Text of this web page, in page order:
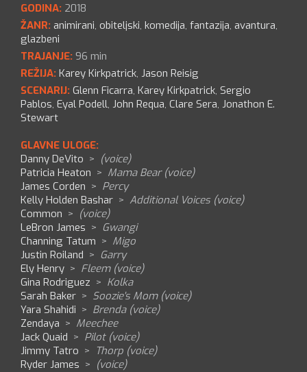
GODINA: 2018
ŽANR: animirani, obiteljski, komedija, fantazija, avantura,
glazbeni
TRAJANJE: 96 min
REŽIJA: Karey Kirkpatrick, Jason Reisig
SCENARIJ: Glenn Ficarra, Karey Kirkpatrick, Sergio
Pablos, Eyal Podell, John Requa, Clare Sera, Jonathon E.
Stewart
GLAVNE ULOGE:
Danny DeVito > (voice)
Patricia Heaton > Mama Bear (voice)
James Corden > Percy
Kelly Holden Bashar > Additional Voices (voice)
Common > (voice)
LeBron James > Gwangi
Channing Tatum > Migo
Justin Roiland > Garry
Ely Henry > Fleem (voice)
Gina Rodriguez > Kolka
Sarah Baker > Soozie's Mom (voice)
Yara Shahidi > Brenda (voice)
Zendaya > Meechee
Jack Quaid > Pilot (voice)
Jimmy Tatro > Thorp (voice)
Ryder James > (voice)